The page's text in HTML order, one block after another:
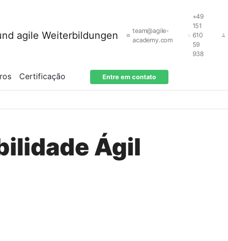
team@agile-
academy.com
+49
151
610
59
938
Certificação Entre em contato
Ágil